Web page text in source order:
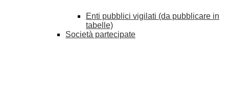
Enti pubblici vigilati (da pubblicare in
tabelle)
Società partecipate